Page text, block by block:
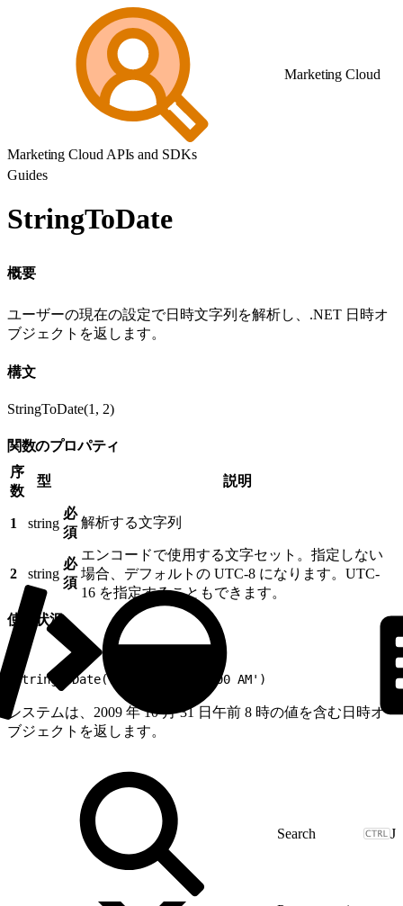
Marketing Cloud
Marketing Cloud APIs and SDKs
Guides
StringToDate
概要
ユーザーの現在の設定で日時文字列を解析し、.NET 日時オ
ブジェクトを返します。
構文
StringToDate(1, 2)
関数のプロパティ
序
数
型 説明
1 string
必
須
解析する文字列
2 string
必
須
エンコードで使用する文字セット。指定しない
場合、デフォルトの UTC-8 になります。UTC-
16 を指定することもできます。
使用状況
StringToDate('2009-10-31 08:00 AM')
システムは、2009 年 10 月 31 日午前 8 時の値を含む日時オ
ブジェクトを返します。
J